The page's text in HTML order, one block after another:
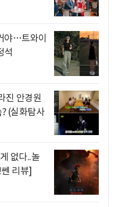
야…트와이
석
진 안경원
(실화탐사
없다..놀
리뷰]